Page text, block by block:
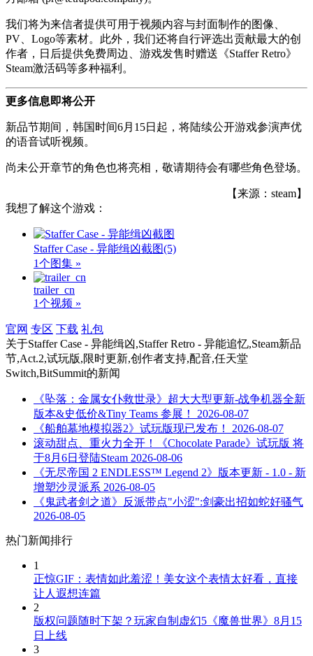
我们将为来信者提供可用于视频内容与封面制作的图像、
PV、Logo等素材。此外，我们还将自行评选出贡献最大的创
作者，日后提供免费周边、游戏发售时赠送《Staffer Retro》
Steam激活码等多种福利。
更多信息即将公开
新品节期间，韩国时间6月15日起，将陆续公开游戏参演声优
的语音试听视频。
尚未公开章节的角色也将亮相，敬请期待会有哪些角色登场。
【来源：steam】
我想了解这个游戏：
Staffer Case - 异能缉凶截图(5)
1个图集 »
trailer_cn
1个视频 »
官网 专区 下载 礼包
关于Staffer Case - 异能缉凶,Staffer Retro - 异能追忆,Steam新品
节,Act.2,试玩版,限时更新,创作者支持,配音,任天堂
Switch,BitSummit的新闻
《坠落：金属女仆救世录》超大大型更新-战争机器全新
版本&史低价&Tiny Teams 参展！
2026-08-07
《船舶墓地模拟器2》试玩版现已发布！
2026-08-07
滚动甜点、重火力全开！《Chocolate Parade》试玩版 将
于8月6日登陆Steam 2026-08-06
《无尽帝国 2 ENDLESS™ Legend 2》版本更新 - 1.0 - 新
增塑沙灵派系 2026-08-05
《鬼武者剑之道》反派带点"小涩":剑豪出招如蛇好骚气
2026-08-05
热门新闻排行
1
正惊GIF：表情如此羞涩！美女这个表情太好看，直接
让人遐想连篇
2
版权问题随时下架？玩家自制虚幻5《魔兽世界》8月15
日上线
3